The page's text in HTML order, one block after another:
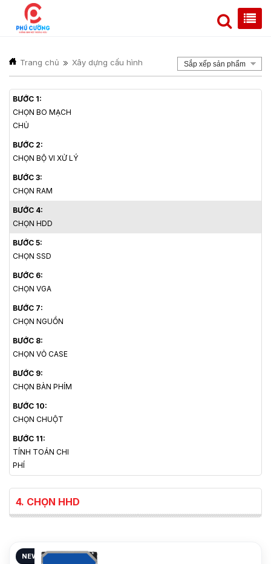
Trang chủ Xây dựng cấu hình Sắp xếp sản phẩm
BƯỚC 1:
CHỌN BO MẠCH
CHỦ
BƯỚC 2:
CHỌN BỘ VI XỬ LÝ
BƯỚC 3:
CHỌN RAM
BƯỚC 4:
CHỌN HDD
BƯỚC 5:
CHỌN SSD
BƯỚC 6:
CHỌN VGA
BƯỚC 7:
CHỌN NGUỒN
BƯỚC 8:
CHỌN VỎ CASE
BƯỚC 9:
CHỌN BÀN PHÍM
BƯỚC 10:
CHỌN CHUỘT
BƯỚC 11:
TÍNH TOÁN CHI
PHÍ
4. CHỌN HHD
NEW